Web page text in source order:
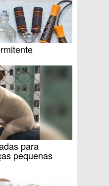
para
pequenas